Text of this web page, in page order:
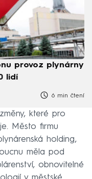
provoz plynárny
lidí
6 min čtení
které pro
Město firmu
holding,
měla pod
obnovitelné